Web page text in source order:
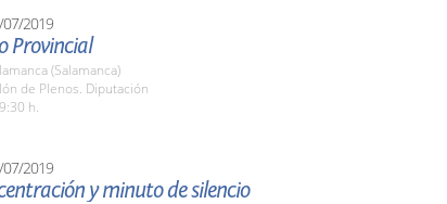
07/2019
Provincial
(Salamanca)
de Plenos. Diputación
h.
07/2019
y minuto de silencio